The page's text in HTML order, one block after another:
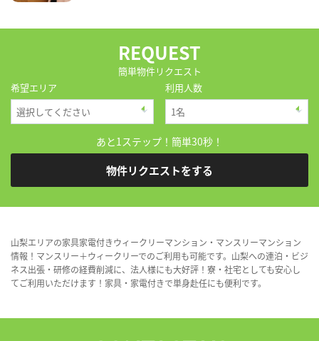
REQUEST
簡単物件リクエスト
希望エリア
利用人数
あと1ステップ！簡単30秒！
物件リクエストをする
山梨エリアの家具家電付きウィークリーマンション・マンスリーマンション
情報！マンスリー＋ウィークリーでのご利用も可能です。山梨への連泊・ビジ
ネス出張・研修の経費削減に、法人様にも大好評！寮・社宅としても安心し
てご利用いただけます！家具・家電付きで単身赴任にも便利です。